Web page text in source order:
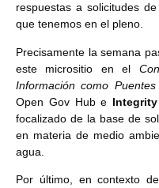
respuestas a solicitudes
que tenemos en el pleno.
Precisamente la semana
este micrositio en el
Información como
Open Gov Hub e
focalizado de la base de
en materia de medio
agua.
Por último, en contexto